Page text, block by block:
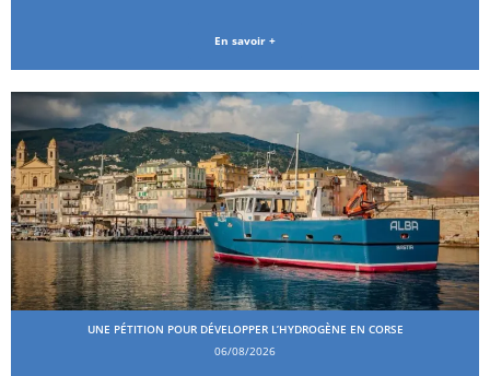
En savoir +
UNE PÉTITION POUR DÉVELOPPER L’HYDROGÈNE EN CORSE
06/08/2026